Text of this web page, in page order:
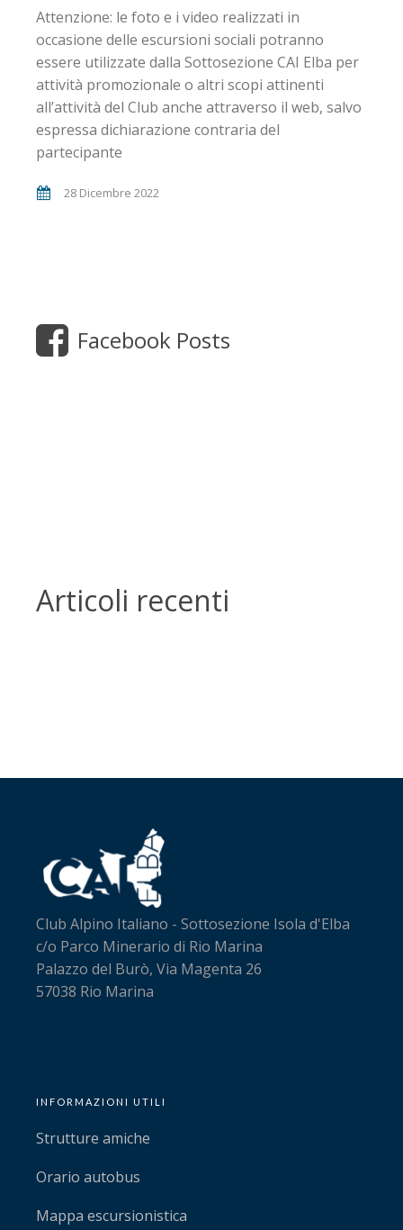
Attenzione: le foto e i video realizzati in
occasione delle escursioni sociali potranno
essere utilizzate dalla Sottosezione CAI Elba per
attività promozionale o altri scopi attinenti
all’attività del Club anche attraverso il web, salvo
espressa dichiarazione contraria del
partecipante
28 Dicembre 2022
Facebook Posts
Articoli recenti
Club Alpino Italiano - Sottosezione Isola d'Elba
c/o Parco Minerario di Rio Marina
Palazzo del Burò, Via Magenta 26
57038 Rio Marina
INFORMAZIONI UTILI
Strutture amiche
Orario autobus
Mappa escursionistica